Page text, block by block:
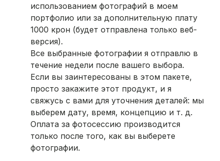
использованием фотографий в моем
портфолио или за дополнительную плату
1000 крон (будет отправлена только веб-
версия).
Все выбранные фотографии я отправлю в
течение недели после вашего выбора.
Если вы заинтересованы в этом пакете,
просто закажите этот продукт, и я
свяжусь с вами для уточнения деталей: мы
выберем дату, время, концепцию и т. д.
Оплата за фотосессию производится
только после того, как вы выберете
фотографии.